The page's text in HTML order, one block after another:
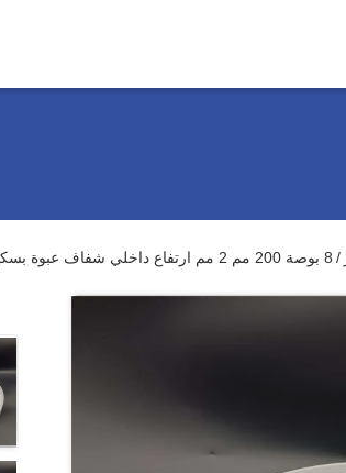
/ 8 بوصة 200 مم 2 مم ارتفاع داخلي شفاف عبوة بسكويت الويفر مع الملحقات